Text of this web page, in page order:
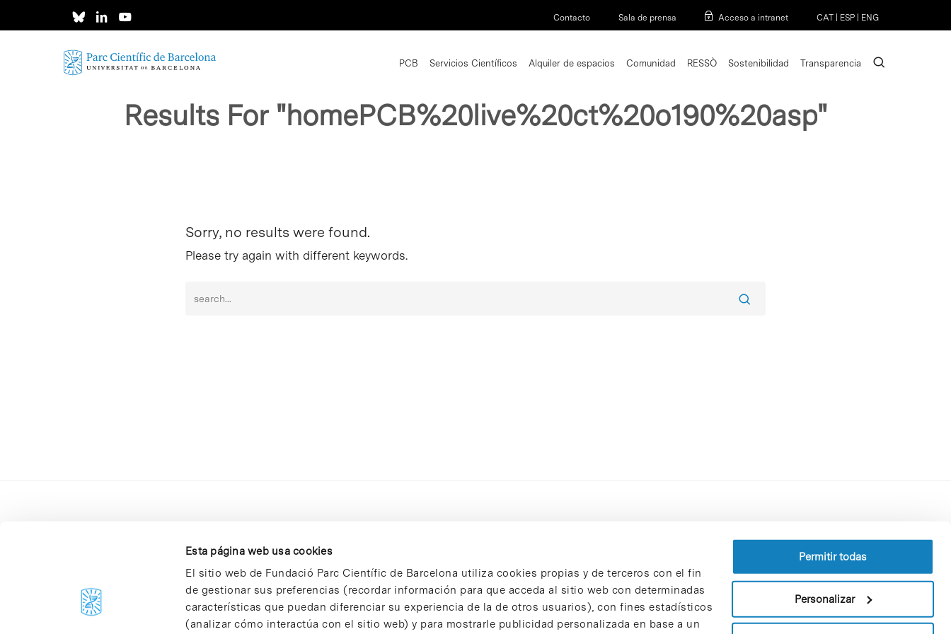
Esta página web usa cookies
El sitio web de Fundació Parc Científic de Barcelona utiliza cookies propias y de terceros con el fin
de gestionar sus preferencias (recordar información para que acceda al sitio web con determinadas
características que puedan diferenciar su experiencia de la de otros usuarios), con fines estadísticos
(analizar cómo interactúa con el sitio web) y para mostrarle publicidad personalizada en base a un
Permitir todas
Personalizar
Contacto Sala de prensa Acceso a intranet CAT ESP ENG
PCB Servicios Científicos Alquiler de espacios Comunidad RESSÒ Sostenibilidad Transparencia search
Results For "homePCB%20live%20ct%20o190%20asp"
Sorry, no results were found.
Please try again with different keywords.
C/Baldiri Reixac, 4-12 i 15
08028 Barcelona
Perfil del contratante
Política de privacidad
Aviso Legal
Patrones y patrocinadores
Bolsa de trabajo